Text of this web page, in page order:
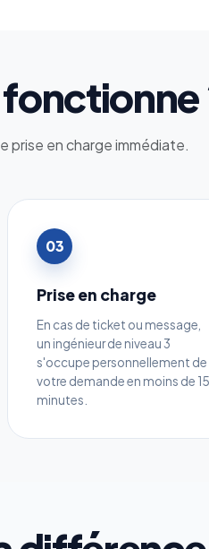
prise en charge immédiate.
03
Prise en charge
En cas de ticket ou message,
un ingénieur de niveau 3
s'occupe personnellement de
votre demande en moins de 15
minutes.